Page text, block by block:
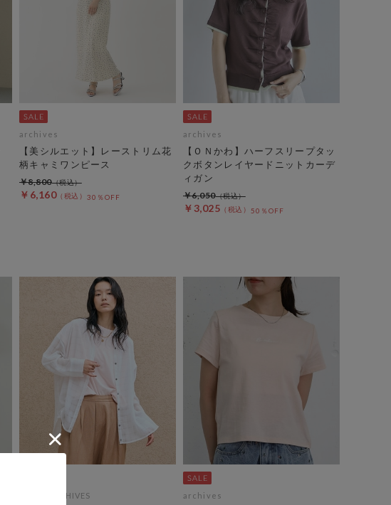
archives
【美シルエット】レーストリム花
柄キャミワンピース
￥6,160 30％OFF
￥8,800
archives
【ＯＮかわ】ハーフスリープタッ
クボタンレイヤードニットカーデ
ィガン
￥3,025 50％OFF
￥6,050
DOUX ARCHIVES archives